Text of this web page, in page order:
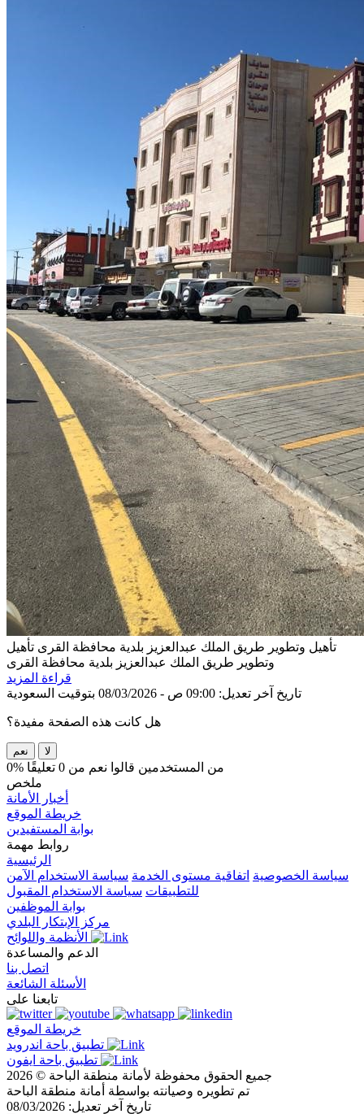
تأهيل وتطوير طريق الملك عبدالعزيز بلدية محافظة القرى تأهيل
وتطوير طريق الملك عبدالعزيز بلدية محافظة القرى
قراءة المزيد
تاريخ آخر تعديل: 09:00 ص - 08/03/2026 بتوقيت السعودية
هل كانت هذه الصفحة مفيدة؟
نعم لا
0% من المستخدمين قالوا نعم من 0 تعليقًا
ملخص
أخبار الأمانة
خريطة الموقع
بوابة المستفيدين
روابط مهمة
الرئيسية
سياسة الخصوصية اتفاقية مستوى الخدمة سياسة الاستخدام الآمن
للتطبيقات سياسة الاستخدام المقبول
بوابة الموظفين
مركز الإبتكار البلدي
الدعم والمساعدة
اتصل بنا
الأسئلة الشائعة
تابعنا على
خريطة الموقع
جميع الحقوق محفوظة لأمانة منطقة الباحة © 2026
تم تطويره وصيانته بواسطة أمانة منطقة الباحة
تاريخ آخر تعديل: 08/03/2026